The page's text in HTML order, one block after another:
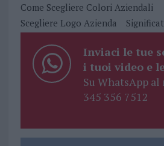
Come Scegliere Colori Aziendali
Scegliere Logo Azienda
Inviaci le tue
i tuoi video e
Su WhatsApp al
345 356 7512